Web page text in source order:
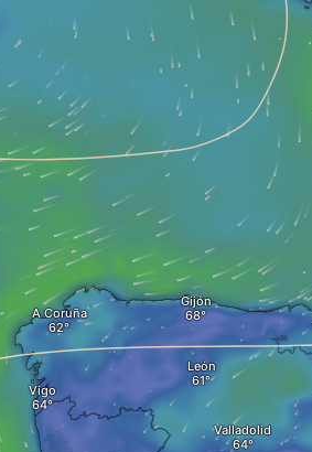
Gijón
A Coruña
Vigo
Valladolid
León